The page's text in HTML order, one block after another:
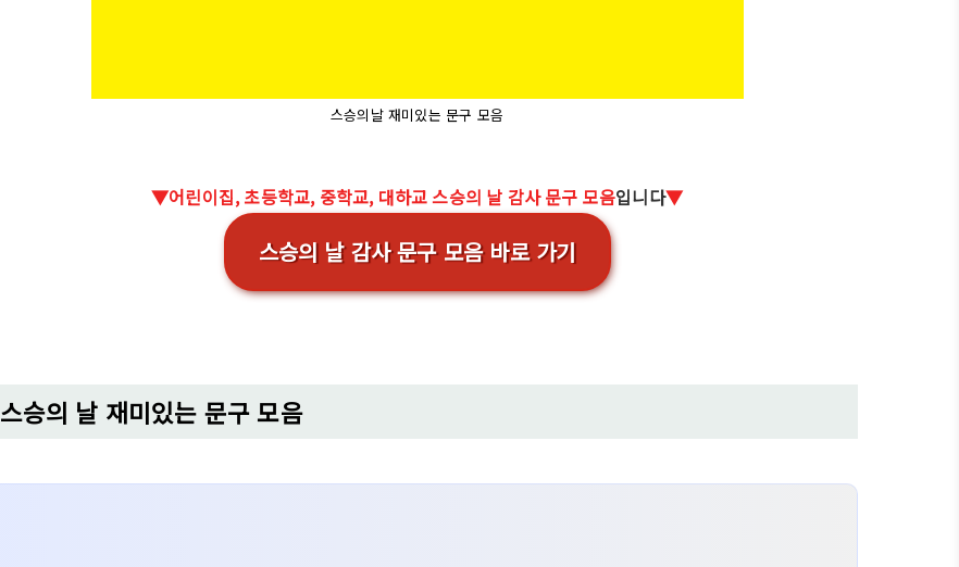
스승의날 재미있는 문구 모음
▼어린이집, 초등학교, 중학교, 대하교 스승의 날 감사 문구 모음입니다▼
스승의 날 감사 문구 모음 바로 가기
스승의 날 재미있는 문구 모음